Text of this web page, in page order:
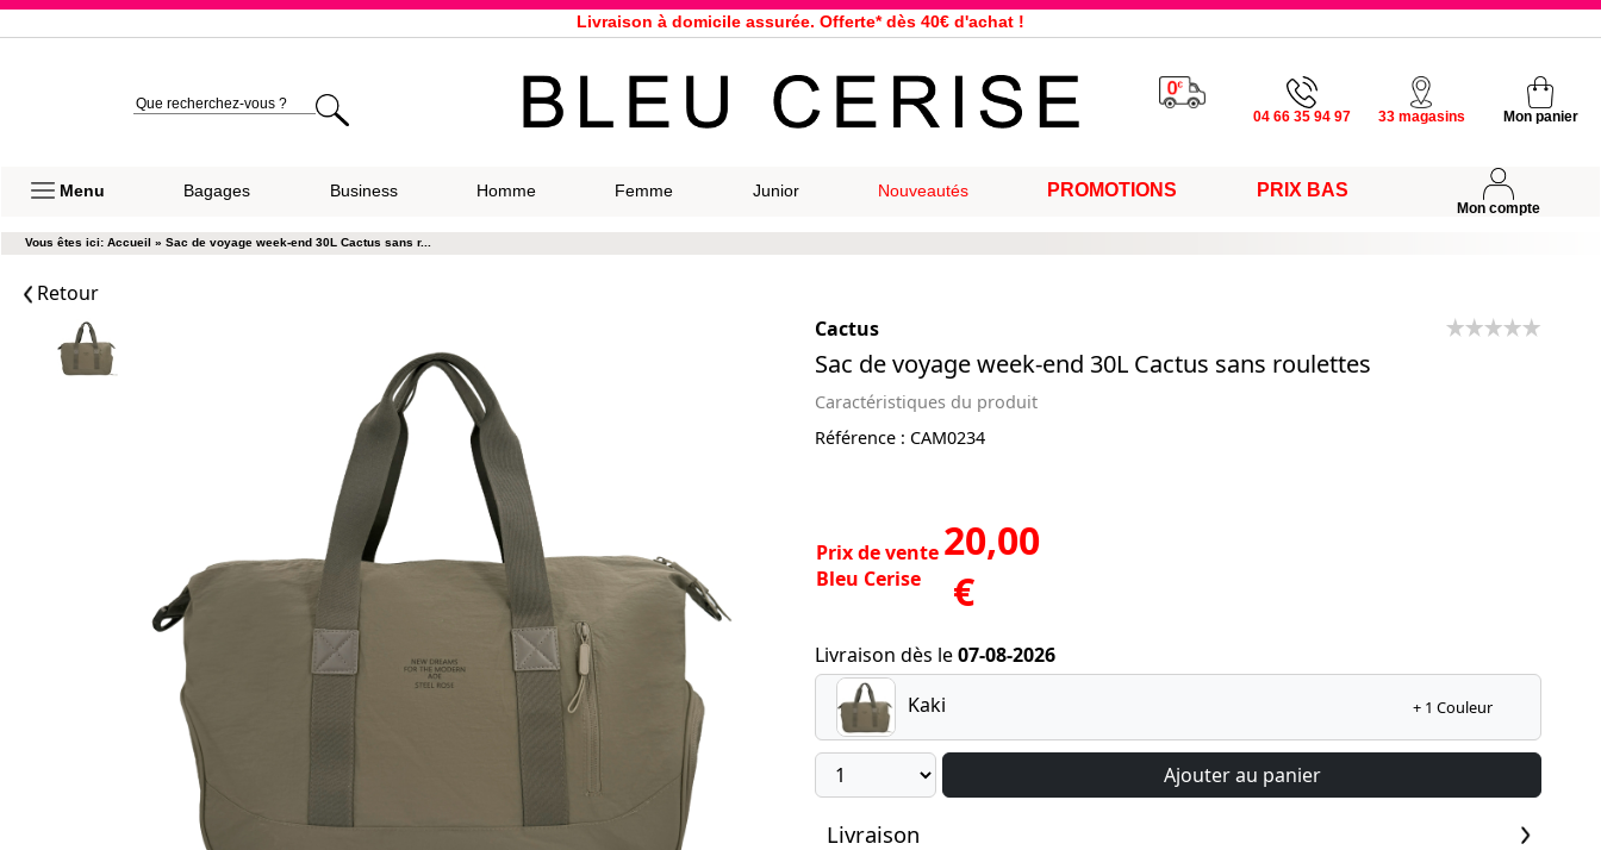
Livraison à domicile assurée. Offerte* dès 40€ d'achat !
Expédition le jour même pour toutes commandes passées avant 12h, du lundi au vendredi
33 magasins répartis dans la France. Un à proximité de chez vous ?
04 66 35 94 97 33 magasins Mon panier
Menu Bagages Business Homme Femme Junior Nouveautés PROMOTIONS PRIX BAS
Mon compte
Vous êtes ici: Accueil » Sac de voyage week-end 30L Cactus sans r...
Retour
Cactus
Sac de voyage week-end 30L Cactus sans roulettes
Caractéristiques du produit
Référence : CAM0234
Prix de vente
Bleu Cerise
20,00
€
Livraison dès le07-08-2026
Kaki
+ 1 Couleur
Ajouter au panier
Livraison